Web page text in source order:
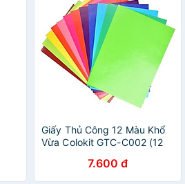
Giấy Thủ Công 12 Màu Khổ
Vừa Colokit GTC-C002 (12
7.600 đ